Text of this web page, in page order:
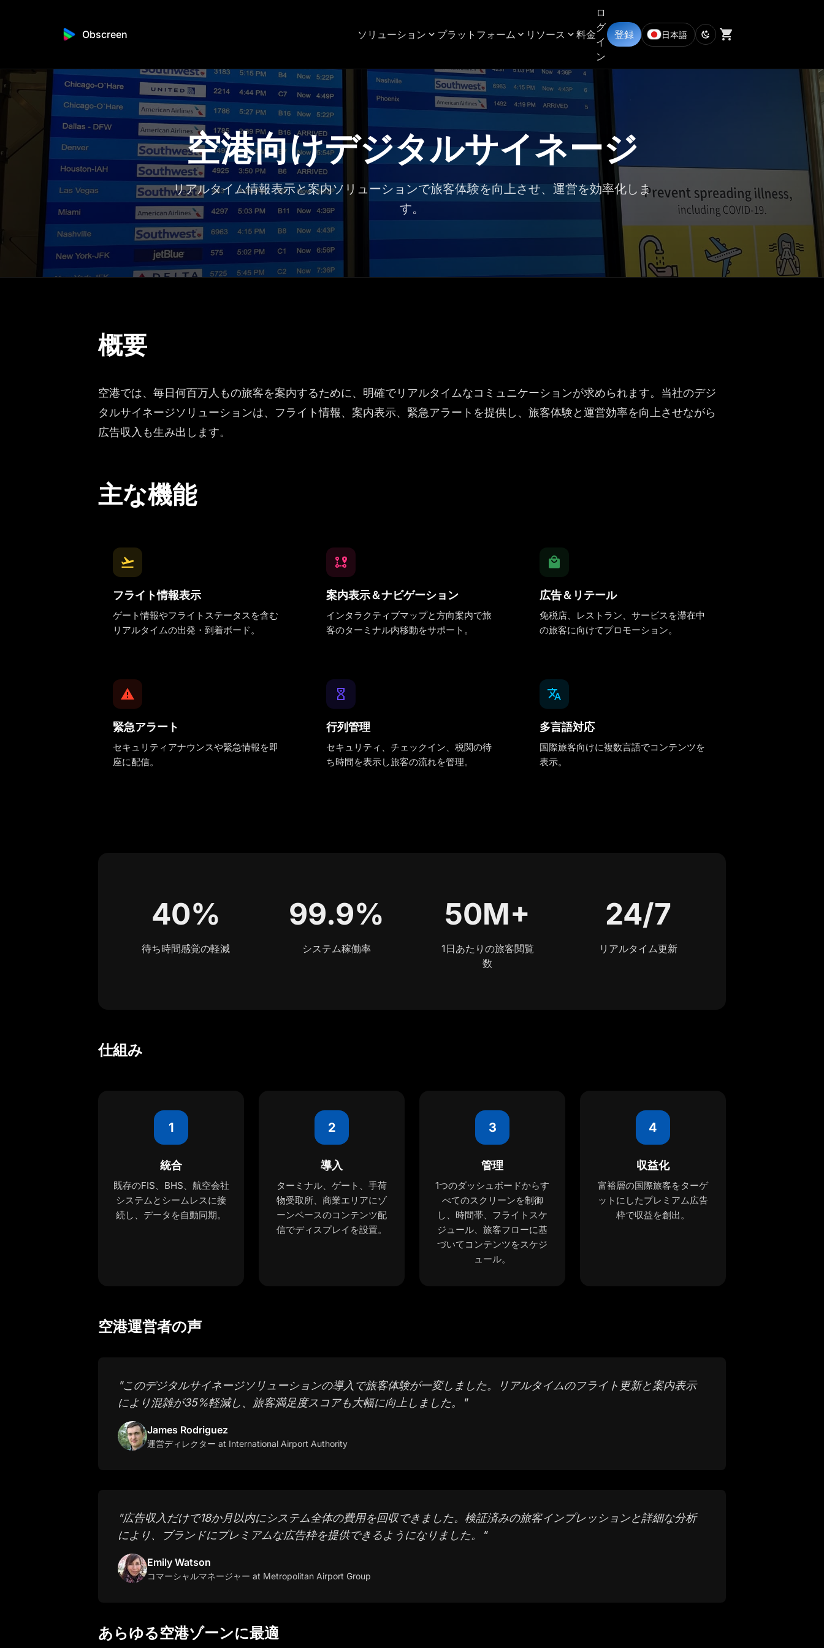
Obscreen ソリューション プラットフォーム リソース 料金
ロ
グ
イ
ン
登録 日本語
空港向けデジタルサイネージ
リアルタイム情報表示と案内ソリューションで旅客体験を向上させ、運営を効率化しま
す。
概要
空港では、毎日何百万人もの旅客を案内するために、明確でリアルタイムなコミュニケーションが求められます。当社のデジ
タルサイネージソリューションは、フライト情報、案内表示、緊急アラートを提供し、旅客体験と運営効率を向上させながら
広告収入も生み出します。
主な機能
フライト情報表示
ゲート情報やフライトステータスを含む
リアルタイムの出発・到着ボード。
案内表示＆ナビゲーション
インタラクティブマップと方向案内で旅
客のターミナル内移動をサポート。
広告＆リテール
免税店、レストラン、サービスを滞在中
の旅客に向けてプロモーション。
緊急アラート
セキュリティアナウンスや緊急情報を即
座に配信。
行列管理
セキュリティ、チェックイン、税関の待
ち時間を表示し旅客の流れを管理。
多言語対応
国際旅客向けに複数言語でコンテンツを
表示。
40%
待ち時間感覚の軽減
99.9%
システム稼働率
50M+
1日あたりの旅客閲覧
数
24/7
リアルタイム更新
仕組み
1
統合
既存のFIS、BHS、航空会社
システムとシームレスに接
続し、データを自動同期。
2
導入
ターミナル、ゲート、手荷
物受取所、商業エリアにゾ
ーンベースのコンテンツ配
信でディスプレイを設置。
3
管理
1つのダッシュボードからす
べてのスクリーンを制御
し、時間帯、フライトスケ
ジュール、旅客フローに基
づいてコンテンツをスケジ
ュール。
4
収益化
富裕層の国際旅客をターゲ
ットにしたプレミアム広告
枠で収益を創出。
空港運営者の声
"このデジタルサイネージソリューションの導入で旅客体験が一変しました。リアルタイムのフライト更新と案内表示
により混雑が35%軽減し、旅客満足度スコアも大幅に向上しました。
"
James Rodriguez
運営ディレクター at International Airport Authority
"広告収入だけで18か月以内にシステム全体の費用を回収できました。検証済みの旅客インプレッションと詳細な分析
により、ブランドにプレミアムな広告枠を提供できるようになりました。
"
Emily Watson
コマーシャルマネージャー at Metropolitan Airport Group
あらゆる空港ゾーンに最適